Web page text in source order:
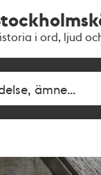
i ord, ljud